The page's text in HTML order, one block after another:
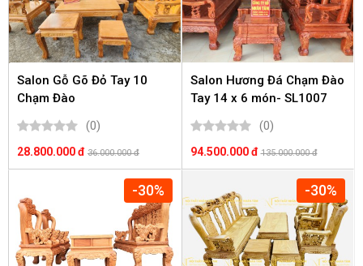
Salon Gỗ Gõ Đỏ Tay 10
Chạm Đào
(0)
28.800.000 đ 36.000.000 đ
Salon Hương Đá Chạm Đào
Tay 14 x 6 món- SL1007
(0)
94.500.000 đ135.000.000 đ
-30% -30%